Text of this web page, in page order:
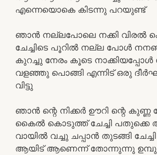
എന്നെയൊകെ കിടന്നു പറയുണ്ട്
ഞാൻ നല്ലപോലെ നക്കി വിരൽ
ചേച്ചിടെ പൂറിൽ നല്ല പോൾ
കുറച്ചു നേരം കൂടെ നാക്കിയപ്പോൾ
വളഞ്ഞു പൊങ്ങി എന്നിട് ഒരു
വിട്ടു
ഞാൻ ന്റെ നിക്കർ ഊറി ന്റെ കുണ്ണ
കൈൽ കൊടുത്ത് ചേച്ചി പതുക്കെ
വായിൽ വച്ചു ചപ്പാൻ തുടങ്ങി
ആയിട് ആണെന്ന് തോന്നുന്നു